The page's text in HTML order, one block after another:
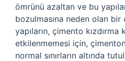
ömrünü azaltan ve bu
bozulmasına neden olan
yapıların, çimento kızdırma
etkilenmemesi için,
normal sınırların altında